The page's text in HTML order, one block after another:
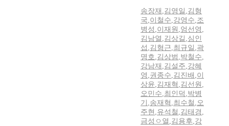
송장재 ,김영일 ,김형
국,이철수,강영수,조
병성 ,이재원 ,엄선영 ,
김남열 ,김상길 ,심인
섭 ,김형근,최규일 ,곽
명호,김상범 ,박철수,
강남재 ,김설주,강혜
영 ,권종수,김진배 ,이
상윤,김재혁 ,김선원 ,
오민수,최인덕 ,박병
기 ,송재혁 ,최수철 ,오
주현 ,유석철 ,김태경 ,
금성ㅇ열 ,김용후,강